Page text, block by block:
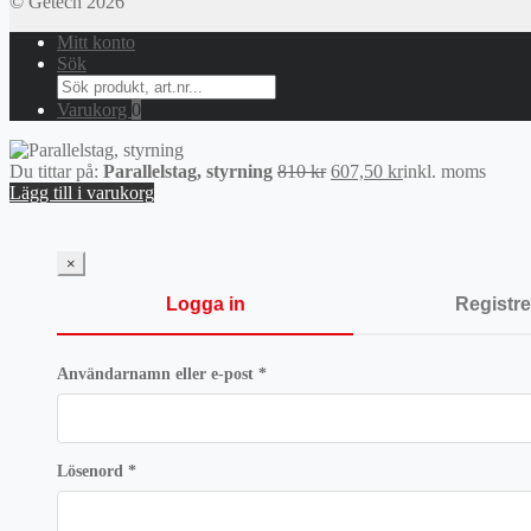
Mitt konto
Sök
Search
for:
Varukorg 0
Du tittar på: Parallelstag, styrning 810kr Det
607,50 krDet
inkl. moms
Lägg till i varukorg
×
Logga in
Användarnamn eller e-post *Obligatoriskt
Lösenord *Obligatoriskt